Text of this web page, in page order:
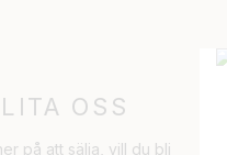
OSS
på att sälja, vill du bli